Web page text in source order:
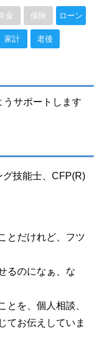
金 保険 ローン
家計 老後
サポートします
グ技能士、CFP(R)
とだけれど、フツ
るのになぁ、な
とを、個人相談、
てお伝えしていま